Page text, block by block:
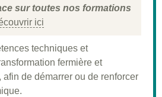
sur toutes nos formations
ici
techniques et
fermière et
de démarrer ou de renforcer